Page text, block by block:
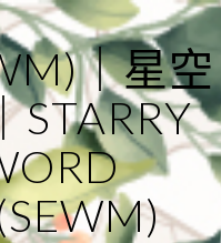
｜星空
STARRY